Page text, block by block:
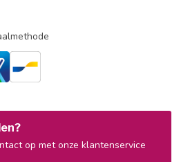
op met onze klantenservice